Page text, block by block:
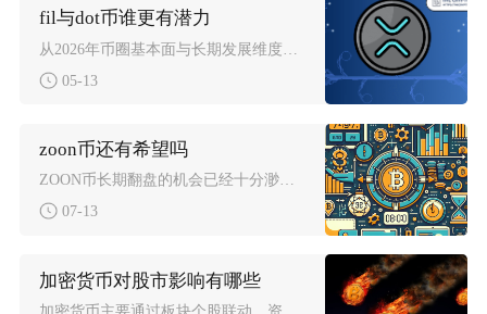
fil与dot币谁更有潜力
05-13
zoon币还有希望吗
ZOON币长期翻盘的机会已经十分渺茫，仅存在短线超跌反弹的交易机会，不适合普通投资者长期持
07-13
加密货币对股市影响有哪些